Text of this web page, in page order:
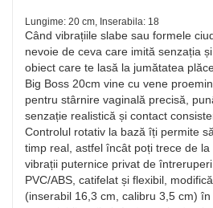
Lungime: 20 cm, Inserabila: 18
Când vibrațiile slabe sau formele
nevoie de ceva care imită senzația
obiect care te lasă la jumătatea
Big Boss 20cm vine cu vene
pentru stârnire vaginală precisă,
senzație realistică și contact
Controlul rotativ la bază îți permite
timp real, astfel încât poți trece de
vibrații puternice privat de
PVC/ABS, catifelat și flexibil,
(inserabil 16,3 cm, calibru 3,5 cm)